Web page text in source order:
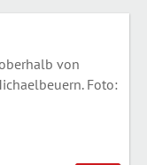
von
Foto: